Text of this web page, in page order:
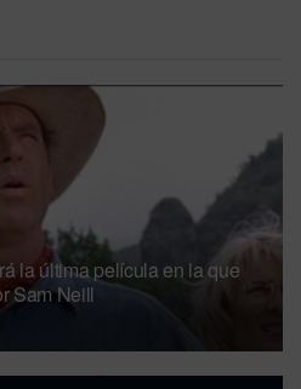
la última película en la que
Sam Neill